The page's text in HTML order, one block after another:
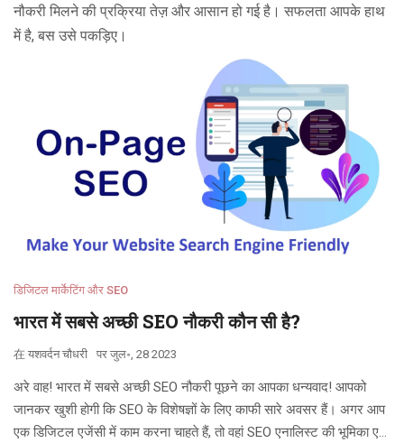
नौकरी मिलने की प्रक्रिया तेज़ और आसान हो गई है। सफलता आपके हाथ
में है, बस उसे पकड़िए।
डिजिटल मार्केटिंग और SEO
भारत में सबसे अच्छी SEO नौकरी कौन सी है?
在 यशवर्दन चौधरी पर जुल॰, 28 2023
अरे वाह! भारत में सबसे अच्छी SEO नौकरी पूछने का आपका धन्यवाद! आपको
जानकर खुशी होगी कि SEO के विशेषज्ञों के लिए काफी सारे अवसर हैं। अगर आप
एक डिजिटल एजेंसी में काम करना चाहते हैं, तो वहां SEO एनालिस्ट की भूमिका एक